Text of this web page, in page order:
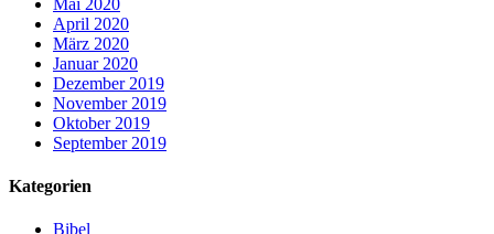
April 2020
März 2020
Januar 2020
Dezember 2019
November 2019
Oktober 2019
September 2019
Kategorien
Bibel